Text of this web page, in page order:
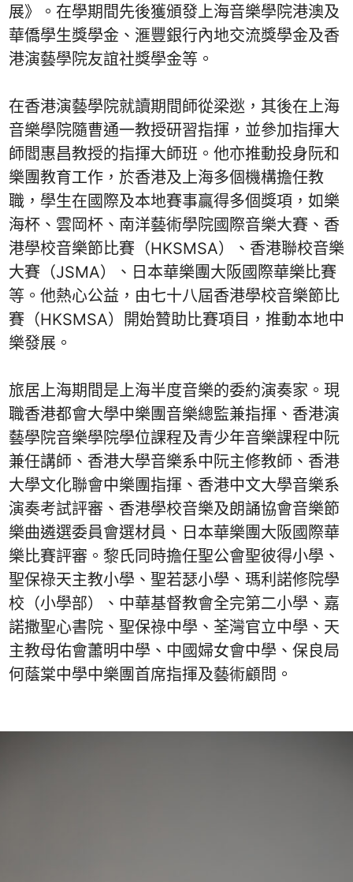
展》。在學期間先後獲頒發上海音樂學院港澳及
華僑學生獎學金、滙豐銀行內地交流獎學金及香
港演藝學院友誼社獎學金等。
在香港演藝學院就讀期間師從梁逖，其後在上海
音樂學院隨曹通一教授研習指揮，並參加指揮大
師閻惠昌教授的指揮大師班。他亦推動投身阮和
樂團教育工作，於香港及上海多個機構擔任教
職，學生在國際及本地賽事贏得多個獎項，如樂
海杯、雲岡杯、南洋藝術學院國際音樂大賽、香
港學校音樂節比賽（HKSMSA）、香港聯校音樂
大賽（JSMA）、日本華樂團大阪國際華樂比賽
等。他熱心公益，由七十八屆香港學校音樂節比
賽（HKSMSA）開始贊助比賽項目，推動本地中
樂發展。
旅居上海期間是上海半度音樂的委約演奏家。現
職香港都會大學中樂團音樂總監兼指揮、香港演
藝學院音樂學院學位課程及青少年音樂課程中阮
兼任講師、香港大學音樂系中阮主修教師、香港
大學文化聯會中樂團指揮、香港中文大學音樂系
演奏考試評審、香港學校音樂及朗誦協會音樂節
樂曲遴選委員會選材員、日本華樂團大阪國際華
樂比賽評審。黎氏同時擔任聖公會聖彼得小學、
聖保祿天主教小學、聖若瑟小學、瑪利諾修院學
校（小學部）、中華基督教會全完第二小學、嘉
諾撒聖心書院、聖保祿中學、荃灣官立中學、天
主教母佑會蕭明中學、中國婦女會中學、保良局
何蔭棠中學中樂團首席指揮及藝術顧問。